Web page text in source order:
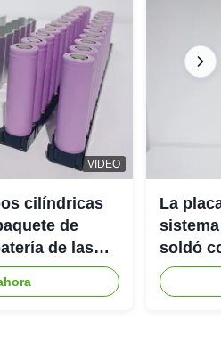
VIDEO
cilíndricas
de
de las
que
La
soldó